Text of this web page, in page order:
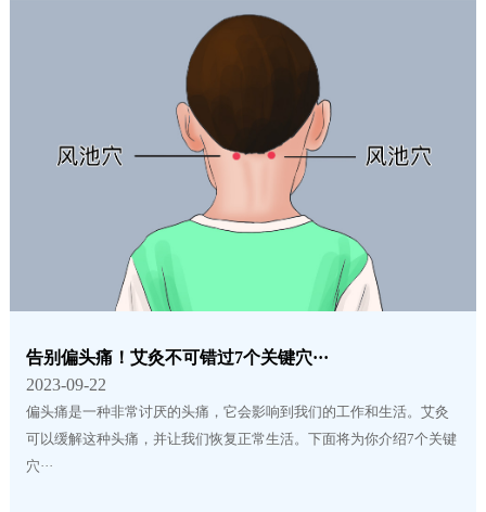
告别偏头痛！艾灸不可错过7个关键穴···
2023-09-22
偏头痛是一种非常讨厌的头痛，它会影响到我们的工作和生活。艾灸
可以缓解这种头痛，并让我们恢复正常生活。下面将为你介绍7个关键
穴···